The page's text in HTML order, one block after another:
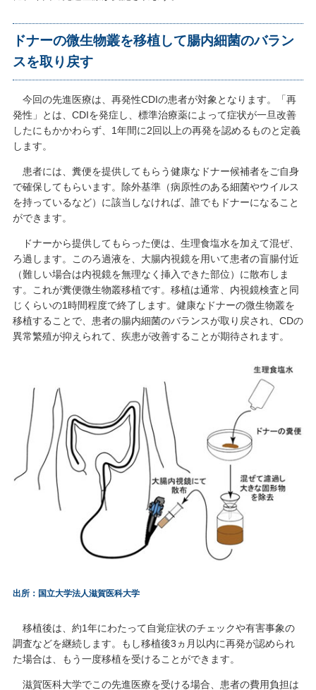
ドナーの微生物叢を移植して腸内細菌のバラン
スを取り戻す
今回の先進医療は、再発性CDIの患者が対象となります。「再
発性」とは、CDIを発症し、標準治療薬によって症状が一旦改善
したにもかかわらず、1年間に2回以上の再発を認めるものと定義
します。
患者には、糞便を提供してもらう健康なドナー候補者をご自身
で確保してもらいます。除外基準（病原性のある細菌やウイルス
を持っているなど）に該当しなければ、誰でもドナーになること
ができます。
ドナーから提供してもらった便は、生理食塩水を加えて混ぜ、
ろ過します。このろ過液を、大腸内視鏡を用いて患者の盲腸付近
（難しい場合は内視鏡を無理なく挿入できた部位）に散布しま
す。これが糞便微生物叢移植です。移植は通常、内視鏡検査と同
じくらいの1時間程度で終了します。健康なドナーの微生物叢を
移植することで、患者の腸内細菌のバランスが取り戻され、CDの
異常繁殖が抑えられて、疾患が改善することが期待されます。
出所：国立大学法人滋賀医科大学
移植後は、約1年にわたって自覚症状のチェックや有害事象の
調査などを継続します。もし移植後3ヵ月以内に再発が認められ
た場合は、もう一度移植を受けることができます。
滋賀医科大学でこの先進医療を受ける場合、患者の費用負担は